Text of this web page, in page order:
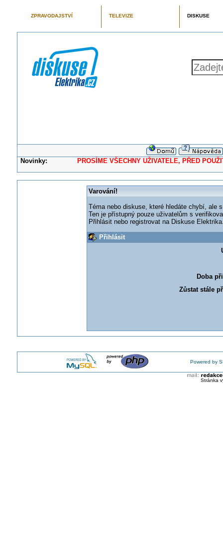
ZPRAVODAJSTVÍ TELEVIZE DISKUSE
Novinky: PROSÍME VŠECHNY UŽIVATELE, PŘED
Varování!
Téma nebo diskuse, které hledáte chybí, ale
Ten je přístupný pouze uživatelům s
Přihlásit nebo registrovat na Diskuse
Přihlásit
Doba
Zůstat stále
Powered by
Stránka